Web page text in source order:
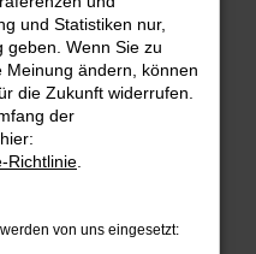
aufgetreten.
dir helfen können:
und deine
zum Beispiel
und Statistiken nur,
geben. Wenn Sie zu
ändern, können
die Zukunft widerrufen.
der
Richtlinie
von uns eingesetzt: